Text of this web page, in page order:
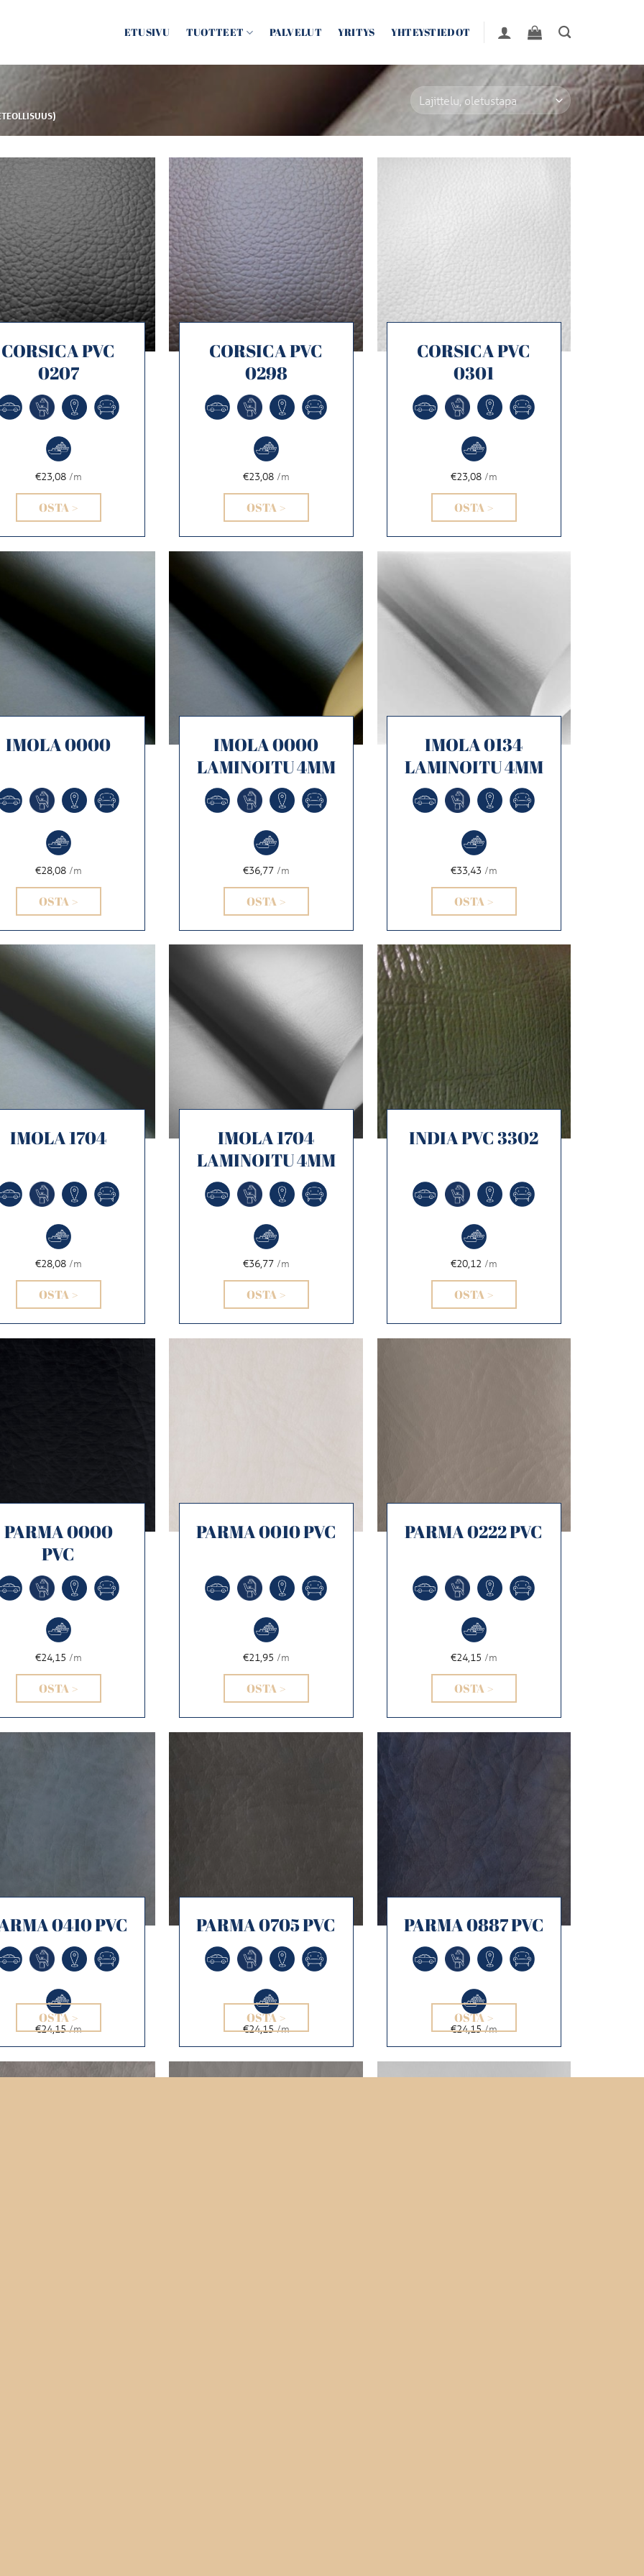
ETUSIVU TUOTTEET PALVELUT YRITYS YHTEYSTIEDOT
CORSICA PVC
0207
€23,08/m
OSTA >
CORSICA PVC
0298
€23,08/m
OSTA >
CORSICA PVC
0301
€23,08/m
OSTA >
IMOLA 0000
€28,08/m
OSTA >
IMOLA 0000
LAMINOITU 4MM
€36,77/m
OSTA >
IMOLA 0134
LAMINOITU 4MM
€33,43 /m
OSTA >
IMOLA 1704
€28,08/m
OSTA >
IMOLA 1704
LAMINOITU 4MM
€36,77/m
OSTA >
INDIA PVC 3302
€20,12/m
OSTA >
PARMA 0000
PVC
€24,15 /m
OSTA >
PARMA 0010 PVC
€21,95 /m
OSTA >
PARMA 0222 PVC
€24,15 /m
OSTA >
0410 PVC
€24,15/m
OSTA >
PARMA 0705 PVC
€24,15/m
OSTA >
PARMA 0887 PVC
€24,15/m
OSTA >